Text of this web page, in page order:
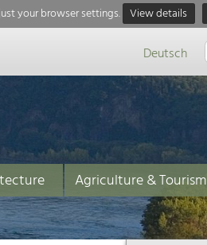
your browser settings. View details
Deutsch
Agriculture & Tourism